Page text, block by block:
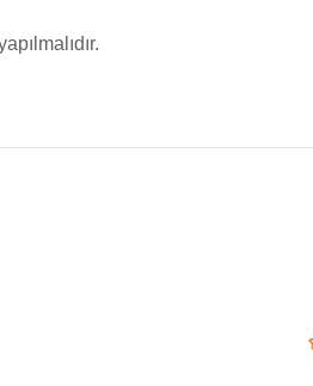
oldular. Teşekkür ediyorum